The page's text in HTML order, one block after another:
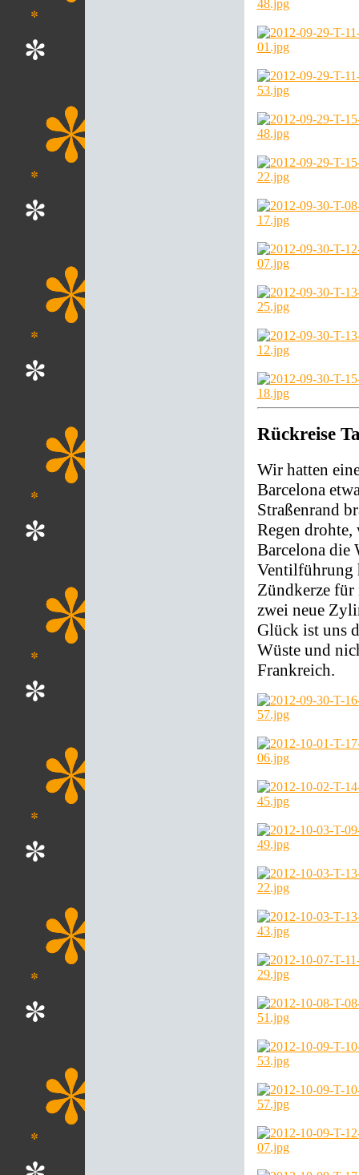
Rückreise
Wir hatten
Barcelona
Straßenrand
Regen
Barcelona die
Ventilführung
Zündkerze für
zwei neue
Glück ist uns
Wüste und
Frankreich.